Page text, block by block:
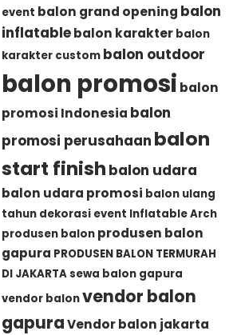
event balon grand opening balon
inflatablebalon karakter balon
karakter custom balon outdoor
balon promosi balon
promosi Indonesia balon
promosi perusahaan balon
start finish balon udara
balon udara promosi balon ulang
tahun dekorasi event Inflatable Arch
produsen balon produsen balon
gapura PRODUSEN BALON TERMURAH
DI JAKARTAsewa balon gapura
vendor balonvendor balon
gapuraVendor balon jakarta